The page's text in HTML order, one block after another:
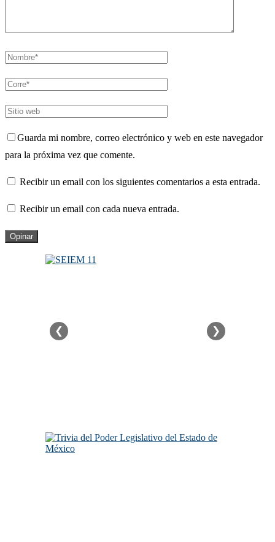
Guarda mi nombre, correo electrónico y web en este navegador
para la próxima vez que comente.
Recibir un email con los siguientes comentarios a esta entrada.
Recibir un email con cada nueva entrada.
❮ ❯